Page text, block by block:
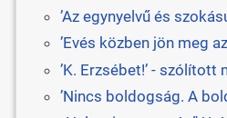
’Az egynyelvű és
’Evés közben jön meg
’K. Erzsébet!’ -
’Nincs boldogság. A